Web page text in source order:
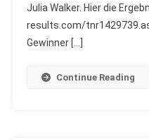
Julia Walker. Hier die
results.com/
Gewinner […]
Continue Reading